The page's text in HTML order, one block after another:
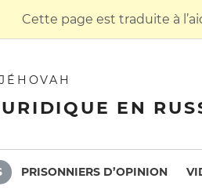
Cette page est traduite à
EN
PRISONNIERS D’OPINION